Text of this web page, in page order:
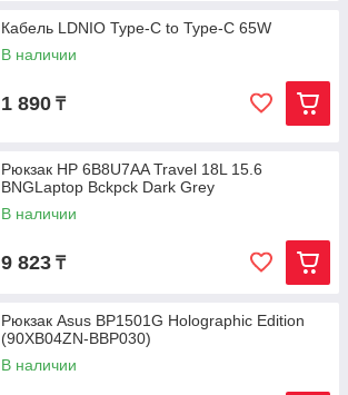
Кабель LDNIO Type-C to Type-C 65W
В наличии
1 890 ₸
Рюкзак HP 6B8U7AA Travel 18L 15.6
BNGLaptop Bckpck Dark Grey
В наличии
9 823 ₸
Рюкзак Asus BP1501G Holographic Edition
(90XB04ZN-BBP030)
В наличии